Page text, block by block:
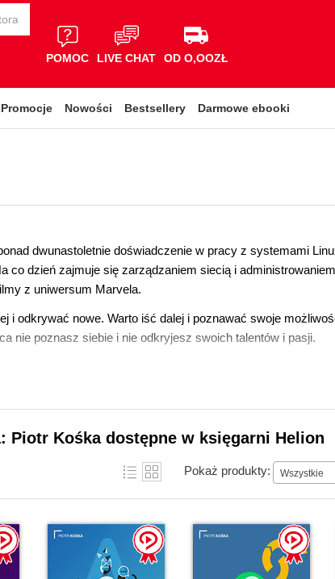
POMOC LIVE CHAT OD O,OOZŁ
Promocje Nowości Bestsellery Darmowe ebooki
dwunastoletnie doświadczenie w pracy z systemami
co dzień zajmuje się zarządzaniem siecią i
z uniwersum Marvela.
i odkrywać nowe. Warto iść dalej i poznawać swoje
nie poznasz siebie i nie odkryjesz swoich talentów i pasji.
Piotr Kośka dostępne w księgarni Helion
Pokaż produkty: Wszystkie